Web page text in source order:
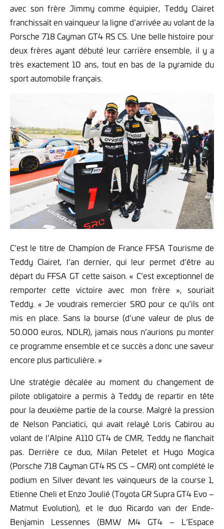
avec son frère Jimmy comme équipier, Teddy Clairet
franchissait en vainqueur la ligne d’arrivée au volant de la
Porsche 718 Cayman GT4 RS CS. Une belle histoire pour
deux frères ayant débuté leur carrière ensemble, il y a
très exactement 10 ans, tout en bas de la pyramide du
sport automobile français.
C’est le titre de Champion de France FFSA Tourisme de
Teddy Clairet, l’an dernier, qui leur permet d’être au
départ du FFSA GT cette saison. « C’est exceptionnel de
remporter cette victoire avec mon frère », souriait
Teddy. « Je voudrais remercier SRO pour ce qu’ils ont
mis en place. Sans la bourse (d’une valeur de plus de
50.000 euros, NDLR), jamais nous n’aurions pu monter
ce programme ensemble et ce succès a donc une saveur
encore plus particulière. »
Une stratégie décalée au moment du changement de
pilote obligatoire a permis à Teddy de repartir en tête
pour la deuxième partie de la course. Malgré la pression
de Nelson Panciatici, qui avait relayé Loris Cabirou au
volant de l’Alpine A110 GT4 de CMR, Teddy ne flanchait
pas. Derrière ce duo, Milan Petelet et Hugo Mogica
(Porsche 718 Cayman GT4 RS CS – CMR) ont complété le
podium en Silver devant les vainqueurs de la course 1,
Etienne Cheli et Enzo Joulié (Toyota GR Supra GT4 Evo –
Matmut Evolution), et le duo Ricardo van der Ende-
Benjamin Lessennes (BMW M4 GT4 – L’Espace